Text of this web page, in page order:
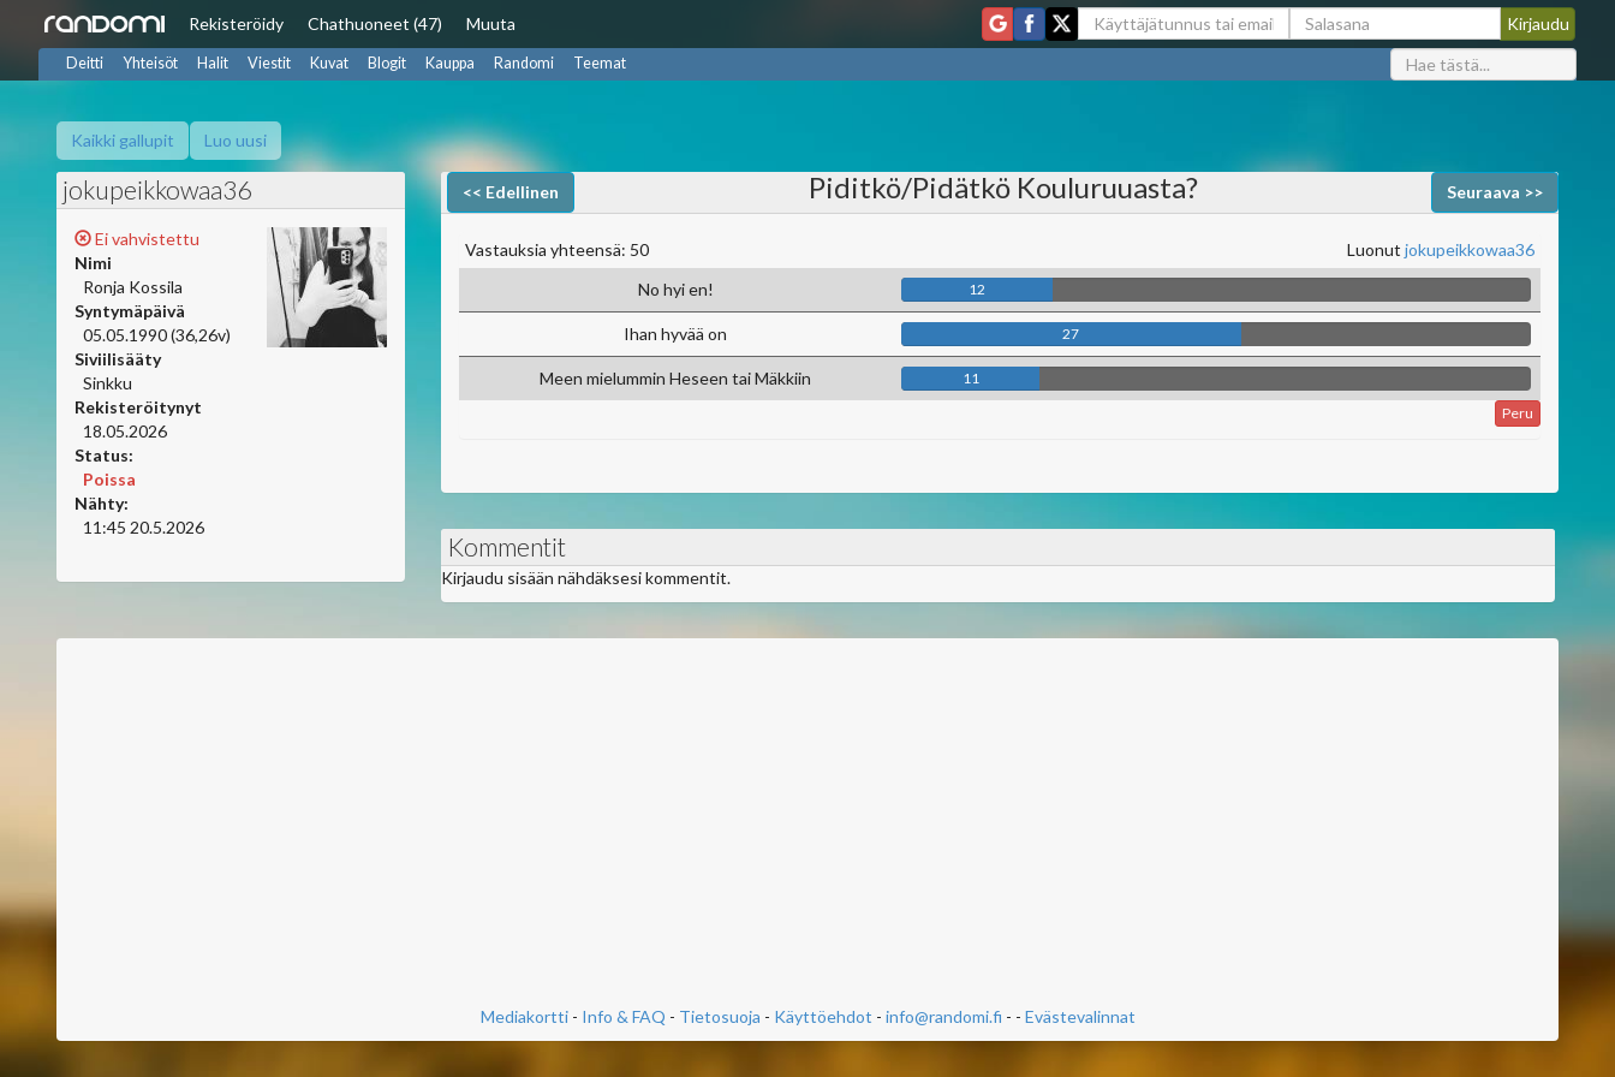
Rekisteröidy Chathuoneet (47) Muuta
Deitti Yhteisöt Halit Viestit Kuvat Blogit Kauppa Randomi Teemat
Kaikki gallupit Luo uusi
jokupeikkowaa36
Ei vahvistettu
Nimi
Ronja Kossila
Syntymäpäivä
05.05.1990 (36,26v)
Siviilisääty
Sinkku
Rekisteröitynyt
18.05.2026
Status:
Poissa
Nähty:
11:45 20.5.2026
<< Edellinen Seuraava >>
Piditkö/Pidätkö Kouluruuasta?
Luonut jokupeikkowaa36
Vastauksia yhteensä: 50
No hyi en!
12
Ihan hyvää on 27
Meen mielummin Heseen tai Mäkkiin
11
Peru
Kommentit
Kirjaudu sisään nähdäksesi kommentit.
Mediakortti- Info & FAQ - Tietosuoja - Käyttöehdot - info@randomi.fi - - Evästevalinnat